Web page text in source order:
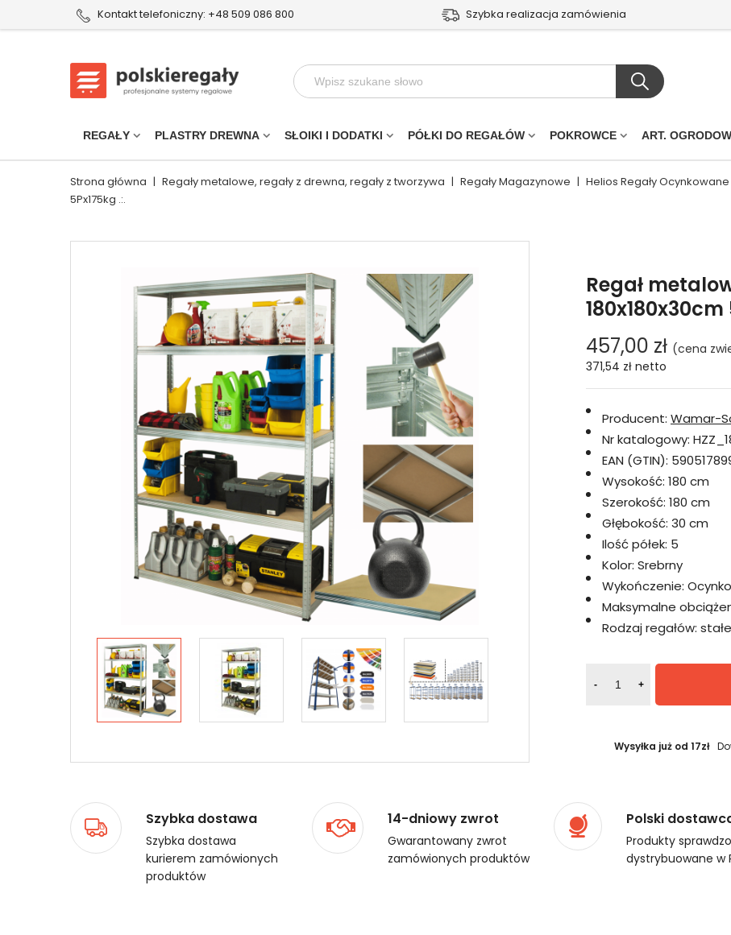
Kontakt telefoniczny: +48 509 086 800 Szybka realizacja zamówienia
REGAŁY PLASTRY DREWNA SŁOIKI I DODATKI PÓŁKI DO REGAŁÓW POKROWCE ART.
Strona główna | Regały metalowe, regały z drewna, regały z tworzywa | Regały Magazynowe | Helios Regały Ocynkowane
5Px175kg .:.
Regał
180x180x30cm
457,00 zł (cena
371,54 zł netto
Producent: Wamar-
Nr katalogowy:
EAN (GTIN):
Wysokość: 180 cm
Szerokość: 180 cm
Głębokość: 30 cm
Ilość półek: 5
Kolor: Srebrny
Wykończenie:
Maksymalne
Rodzaj regałów: stałe
- +
Wysyłka już od 17zł
Szybka dostawa
Szybka dostawa
kurierem zamówionych
produktów
14-dniowy zwrot
Gwarantowany zwrot
zamówionych produktów
Polski
Produkty
dystrybuowane w